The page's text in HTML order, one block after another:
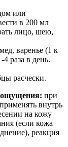
или
в 200 мл
лицо, шею,
варенье (1 к
раза в день.
расчески.
ощущения: при
внутрь
на кожу
(если кожа
реакция